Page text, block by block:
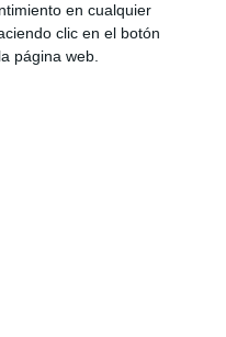
en cualquier
clic en el botón
página web.
Mijas, Ana Mata,